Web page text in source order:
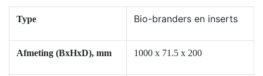
Type Bio-branders en inserts
Afmeting (BxHxD), mm 1000 x 71.5 x 200